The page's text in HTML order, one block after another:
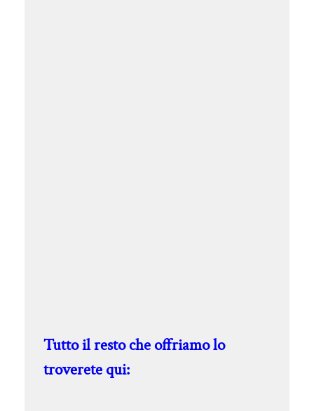
Tutto il resto che offriamo lo
troverete qui: